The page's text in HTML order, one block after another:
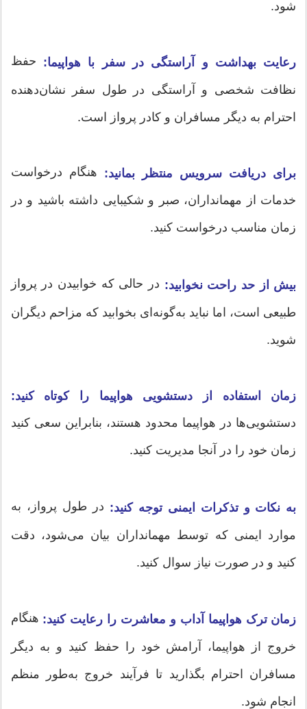
شود.
رعایت بهداشت و آراستگی در سفر با هواپیما: حفظ
نظافت شخصی و آراستگی در طول سفر نشان‌دهنده
احترام به دیگر مسافران و کادر پرواز است.
برای دریافت سرویس منتظر بمانید: هنگام درخواست
خدمات از مهمانداران، صبر و شکیبایی داشته باشید و در
زمان مناسب درخواست کنید.
بیش از حد راحت نخوابید: در حالی که خوابیدن در پرواز
طبیعی است، اما نباید به‌گونه‌ای بخوابید که مزاحم دیگران
شوید.
زمان استفاده از دستشویی هواپیما را کوتاه کنید:
دستشویی‌ها در هواپیما محدود هستند، بنابراین سعی کنید
زمان خود را در آنجا مدیریت کنید.
به نکات و تذکرات ایمنی توجه کنید: در طول پرواز، به
موارد ایمنی که توسط مهمانداران بیان می‌شود، دقت
کنید و در صورت نیاز سوال کنید.
زمان ترک هواپیما آداب و معاشرت را رعایت کنید: هنگام
خروج از هواپیما، آرامش خود را حفظ کنید و به دیگر
مسافران احترام بگذارید تا فرآیند خروج به‌طور منظم
انجام شود.